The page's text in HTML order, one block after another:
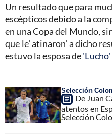
Un resultado que para
escépticos debido a la
en una Copa del Mundo,
que le' atinaron' a dicho
estuvo la esposa de
Selección
De Juan
atentos en
Selección